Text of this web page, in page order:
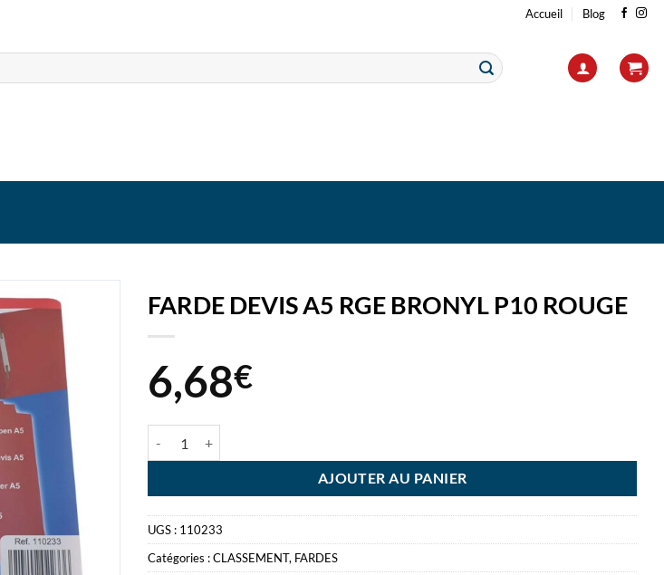
Accueil Blog
FARDE DEVIS A5 RGE BRONYL P10 ROUGE
6,68€
AJOUTER AU PANIER
UGS : 110233
Catégories :CLASSEMENT, FARDES